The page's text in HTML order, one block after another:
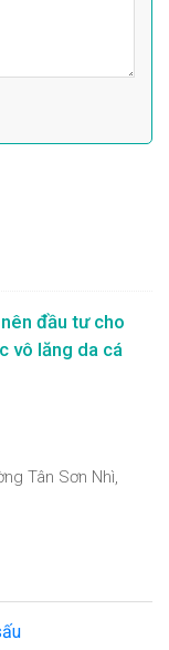
đầu tư cho
vô lăng da cá
Tân Sơn Nhì,